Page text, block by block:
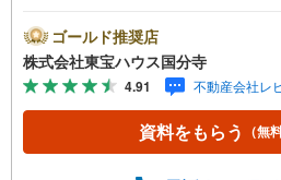
のご連絡をおすすめいたしま
る」ボタンよりご予約いただ
です。事前に鍵の手配や内覧
すのでご了承ください。
買いただいたお客様は
けます。10～20、30年後の
ゴールド推奨店
株式会社東宝ハウス国分寺
4.91 不動産会社レ
資料をもらう （無